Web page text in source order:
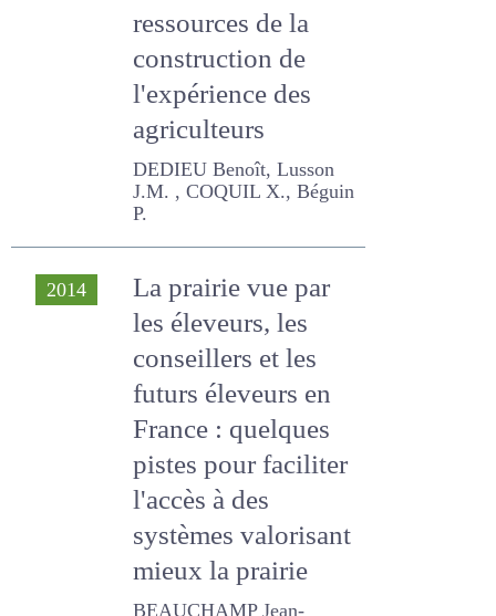
ressources de la
construction de
l'expérience des
agriculteurs
DEDIEU Benoît, Lusson J.M.
, COQUIL X., Béguin P.
2014
La prairie vue par
les éleveurs, les
conseillers et les
futurs éleveurs en
France : quelques
pistes pour faciliter
l'accès à des
systèmes
valorisant mieux la
prairie